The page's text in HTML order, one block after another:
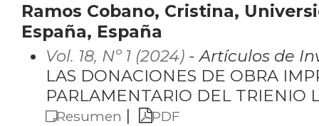
Ramos Cobano, Cristina,
España, España
Vol. 18, Nº 1 (2024)- Artículos de
LAS DONACIONES DE OBRA
PARLAMENTARIO DEL TRIENIO
Resumen | PDF